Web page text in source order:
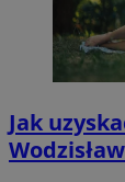
Jak